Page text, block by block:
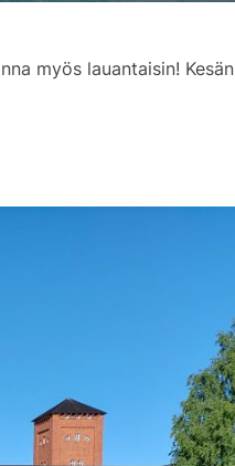
myös lauantaisin! Kesän